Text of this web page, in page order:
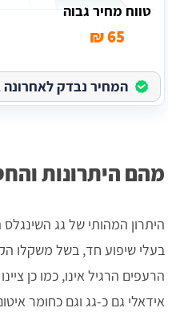
טווח מחיר גבוה
65 ₪
המחיר נבדק לאחרונה
מהם היתרונות
היתרון המהותי של גג
בעלי שיפוע חד, בשל משקלו
הרעפים הרגיל אינו, כמו כן
אידאלי גם כ-גג וגם כחומר